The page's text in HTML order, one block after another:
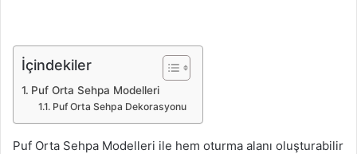
İçindekiler
Puf Orta Sehpa Modelleri
Puf Orta Sehpa Dekorasyonu
Puf Orta Sehpa Modelleri ile hem oturma alanı oluşturabilir